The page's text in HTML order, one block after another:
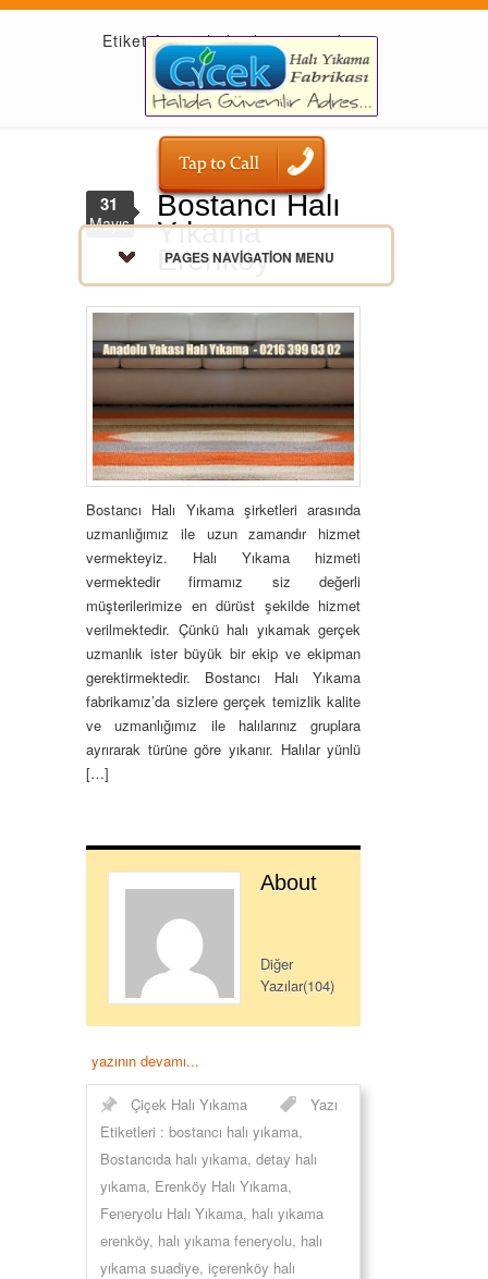
PAGES NAVIGATION MENU
Etiket Arşivi: halı yıkama erenköy
Bostancı Halı
Yıkama
Erenköy
31
Mayıs
Bostancı Halı Yıkama şirketleri arasında
uzmanlığımız ile uzun zamandır hizmet
vermekteyiz. Halı Yıkama hizmeti
vermektedir firmamız siz değerli
müşterilerimize en dürüst şekilde hizmet
verilmektedir. Çünkü halı yıkamak gerçek
uzmanlık ister büyük bir ekip ve ekipman
gerektirmektedir. Bostancı Halı Yıkama
fabrikamız’da sizlere gerçek temizlik kalite
ve uzmanlığımız ile halılarınız gruplara
ayrırarak türüne göre yıkanır. Halılar yünlü
[…]
About
Diğer
Yazılar(104)
yazının devamı...
Çiçek Halı Yıkama
Yazı
Etiketleri : bostancı halı yıkama,
Bostancıda halı yıkama, detay halı
yıkama, Erenköy Halı Yıkama,
Feneryolu Halı Yıkama, halı yıkama
erenköy, halı yıkama feneryolu, halı
yıkama suadiye, içerenköy halı